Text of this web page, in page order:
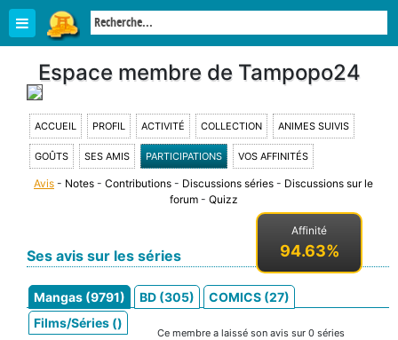
Espace membre de Tampopo24
ACCUEIL PROFIL ACTIVITÉ COLLECTION ANIMES SUIVIS
GOÛTS SES AMIS PARTICIPATIONS VOS AFFINITÉS
Affinité
94.63%
Avis - Notes - Contributions - Discussions séries - Discussions sur le
forum- Quizz
Ses avis sur les séries
Mangas (9791) BD (305)
COMICS (27)
Films/Séries ()
Ce membre a laissé son avis sur 0 séries